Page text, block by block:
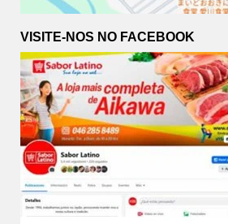
VISITE-NOS NO FACEBOOK